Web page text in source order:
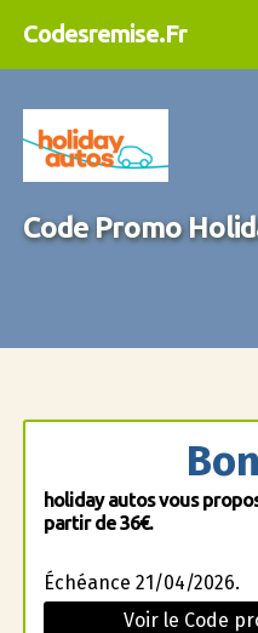
Codesremise.Fr
Code Promo
holiday autos vous
partir de 36€.
Échéance 21/04/2026.
Voir le Code